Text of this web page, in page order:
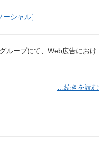
シャル）
ループにて、Web広告におけ
…続きを読む